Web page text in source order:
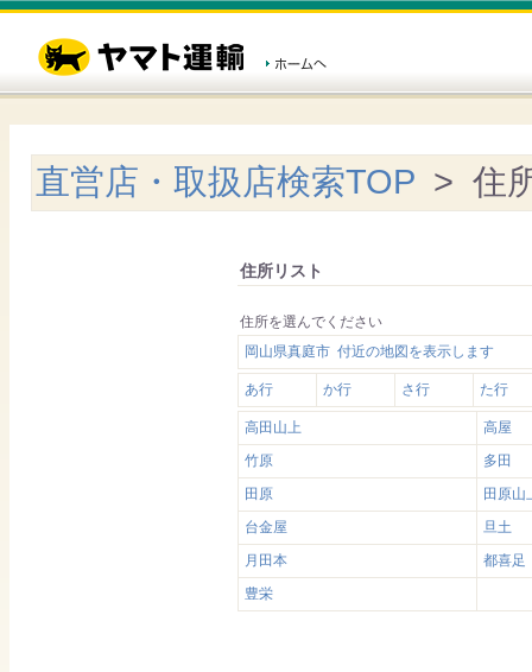
直営店・取扱店検索TOP > 住
住所リスト
住所を選んでください
岡山県真庭市 付近の地図を表示します
あ行 か行 さ行 た行
高田山上
高屋
竹原
多田
田原
田原山
台金屋
旦土
月田本
都喜足
豊栄